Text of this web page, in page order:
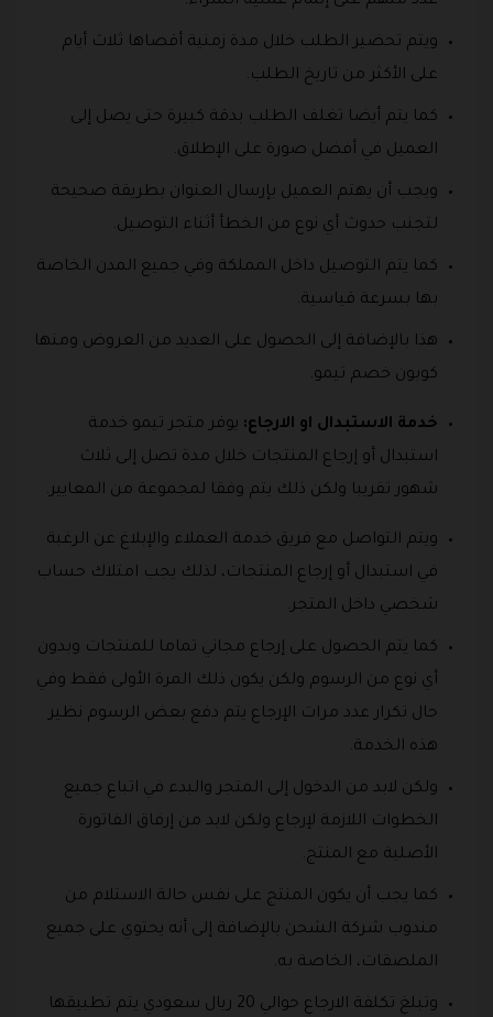
ويتم تحضير الطلب خلال مدة زمنية أقصاها ثلاث أيام
على الأكثر من تاريخ الطلب.
كما يتم أيضا تغلف الطلب بدقة كبيرة حتى يصل إلى
العميل في أفضل صورة على الإطلاق.
ويجب أن يهتم العميل بإرسال العنوان بطريقة صحيحة
لتجنب حدوث أي نوع من الخطأ أثناء التوصيل.
كما يتم التوصيل داخل المملكة وفي جميع المدن الخاصة
بها بسرعة قياسية.
هذا بالإضافة إلى الحصول على العديد من العروض ومنها
كوبون خصم تيمو.
خدمة الاستبدال او الارجاع: يوفر متجر تيمو خدمة
استبدال أو إرجاع المنتجات خلال مدة تصل إلى ثلاث
شهور تقريبا ولكن ذلك يتم وفقا لمجموعة من المعايير.
ويتم التواصل مع فريق خدمة العملاء والإبلاغ عن الرغبة
في استبدال أو إرجاع المنتجات، لذلك يجب امتلاك حساب
شخصي داخل المتجر.
كما يتم الحصول على إرجاع مجاني تماما للمنتجات وبدون
أي نوع من الرسوم ولكن يكون ذلك المرة الأولى فقط وفي
حال تكرار عدد مرات الإرجاع يتم دفع بعض الرسوم نظير
هذه الخدمة.
ولكن لابد من الدخول إلى المتجر والبدء في اتباع جميع
الخطوات اللازمة لإرجاع ولكن لابد من إرفاق الفاتورة
الأصلية مع المنتج.
كما يجب أن يكون المنتج على نفس حالة الاستلام من
مندوب شركة الشحن بالإضافة إلى أنه يحتوي على جميع
الملصقات، الخاصة به.
وتبلغ تكلفة الارجاع حوالي 20 ريال سعودي يتم تطبيقها